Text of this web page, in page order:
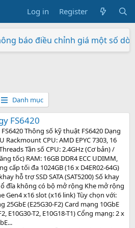
Log in Register
báo điều chỉnh giá một số
Danh mục
FS6420
Thông số kỹ thuật FS6420 Dạng
Rackmount CPU: AMD EPYC 7303, 16
Tần số CPU: 2.4GHz (Cơ bản) /
tốc) RAM: 16GB DDR4 ECC UDIMM,
cấp tối đa 1024GB (16 x D4ER02-64G)
hỗ trợ SSD SATA (SAT5200) Số khay
đĩa không có bộ mở rộng Khe mở rộng
Gen4 x16 slot (x16 link) Tùy chọn với:
25GbE (E25G30-F2) Card mạng 10GbE
E10G30-T2, E10G18-T1) Cổng mạng: 2 x